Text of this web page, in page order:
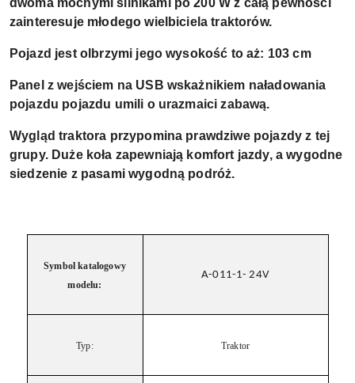
dwoma mocnymi silnikami po 200 W z całą pewności
zainteresuje młodego wielbiciela traktorów.
Pojazd jest olbrzymi jego wysokość to aż: 103 cm
Panel z wejściem na USB wskażnikiem naładowania
pojazdu pojazdu umili o urazmaici zabawą.
Wygląd traktora przypomina prawdziwe pojazdy z tej
grupy. Duże koła zapewniają komfort jazdy, a wygodne
siedzenie z pasami wygodną podróż.
Symbol katalogowy
modelu:
A-011-1- 24V
Typ: Traktor